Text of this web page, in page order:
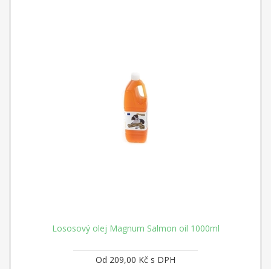
Lososový olej Magnum Salmon oil 1000ml
Od 209,00 Kč s DPH